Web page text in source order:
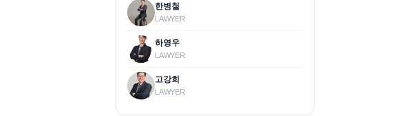
한병철
LAWYER
하영우
LAWYER
고강희
LAWYER